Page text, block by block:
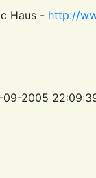
Haus - http://
09-2005